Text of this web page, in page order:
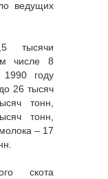
ведущих
тысячи
числе 8
году
26 тысяч
тонн,
тонн,
– 17
скота